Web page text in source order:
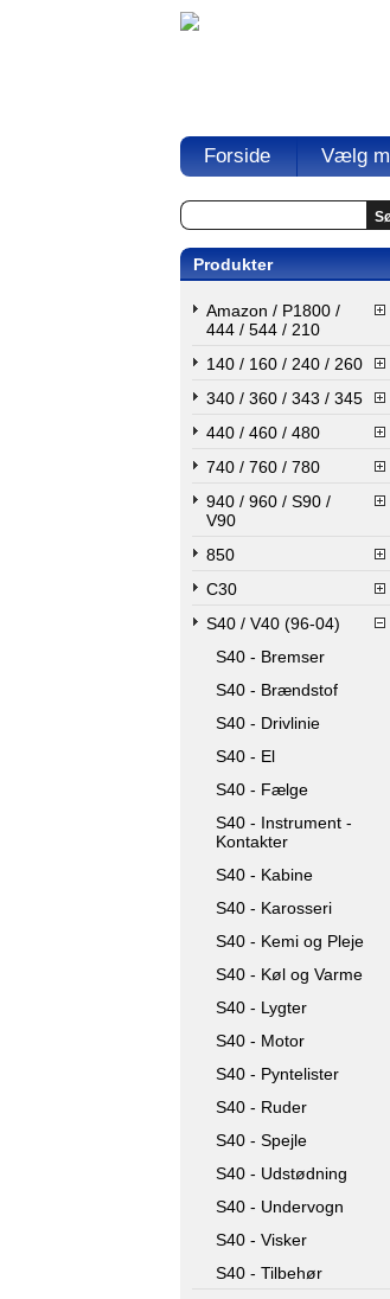
Forside Vælg
Produkter
Amazon / P1800 /
444 / 544 / 210
140 / 160 / 240 / 260
340 / 360 / 343 / 345
440 / 460 / 480
740 / 760 / 780
940 / 960 / S90 /
V90
850
C30
S40 / V40 (96-04)
S40 - Bremser
S40 - Brændstof
S40 - Drivlinie
S40 - El
S40 - Fælge
S40 - Instrument -
Kontakter
S40 - Kabine
S40 - Karosseri
S40 - Kemi og Pleje
S40 - Køl og Varme
S40 - Lygter
S40 - Motor
S40 - Pyntelister
S40 - Ruder
S40 - Spejle
S40 - Udstødning
S40 - Undervogn
S40 - Visker
S40 - Tilbehør